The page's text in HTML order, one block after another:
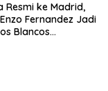
Resmi ke Madrid,
Fernandez Jadi
Blancos